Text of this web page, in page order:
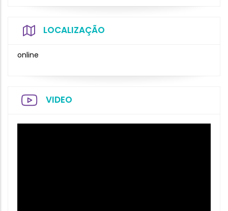
LOCALIZAÇÃO
online
VIDEO